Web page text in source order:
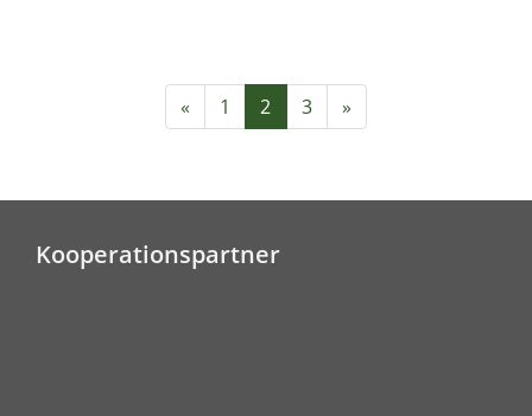
« 1 2 3 »
Kooperationspartner